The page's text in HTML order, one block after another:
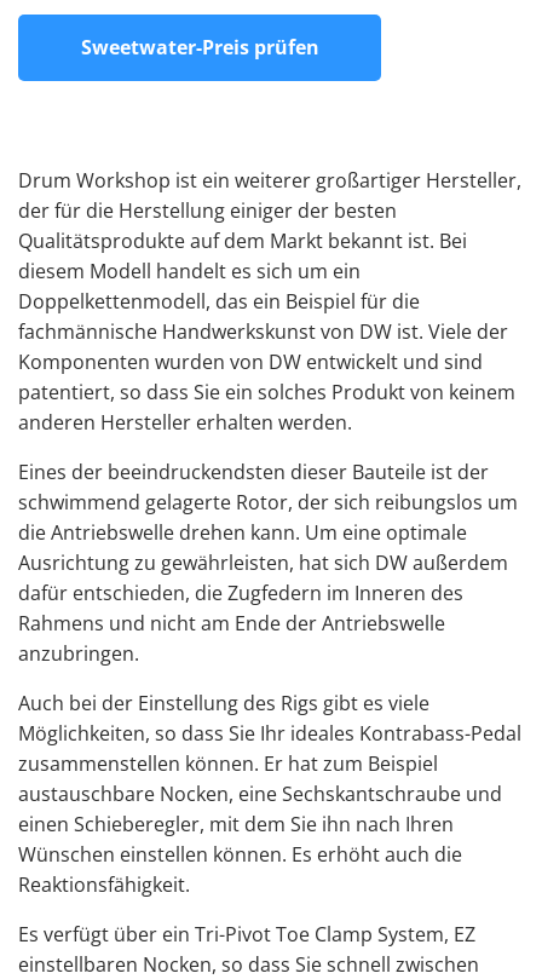
Sweetwater-Preis prüfen
Drum Workshop ist ein weiterer großartiger Hersteller,
der für die Herstellung einiger der besten
Qualitätsprodukte auf dem Markt bekannt ist. Bei
diesem Modell handelt es sich um ein
Doppelkettenmodell, das ein Beispiel für die
fachmännische Handwerkskunst von DW ist. Viele der
Komponenten wurden von DW entwickelt und sind
patentiert, so dass Sie ein solches Produkt von keinem
anderen Hersteller erhalten werden.
Eines der beeindruckendsten dieser Bauteile ist der
schwimmend gelagerte Rotor, der sich reibungslos um
die Antriebswelle drehen kann. Um eine optimale
Ausrichtung zu gewährleisten, hat sich DW außerdem
dafür entschieden, die Zugfedern im Inneren des
Rahmens und nicht am Ende der Antriebswelle
anzubringen.
Auch bei der Einstellung des Rigs gibt es viele
Möglichkeiten, so dass Sie Ihr ideales Kontrabass-Pedal
zusammenstellen können. Er hat zum Beispiel
austauschbare Nocken, eine Sechskantschraube und
einen Schieberegler, mit dem Sie ihn nach Ihren
Wünschen einstellen können. Es erhöht auch die
Reaktionsfähigkeit.
Es verfügt über ein Tri-Pivot Toe Clamp System, EZ
einstellbaren Nocken, so dass Sie schnell zwischen